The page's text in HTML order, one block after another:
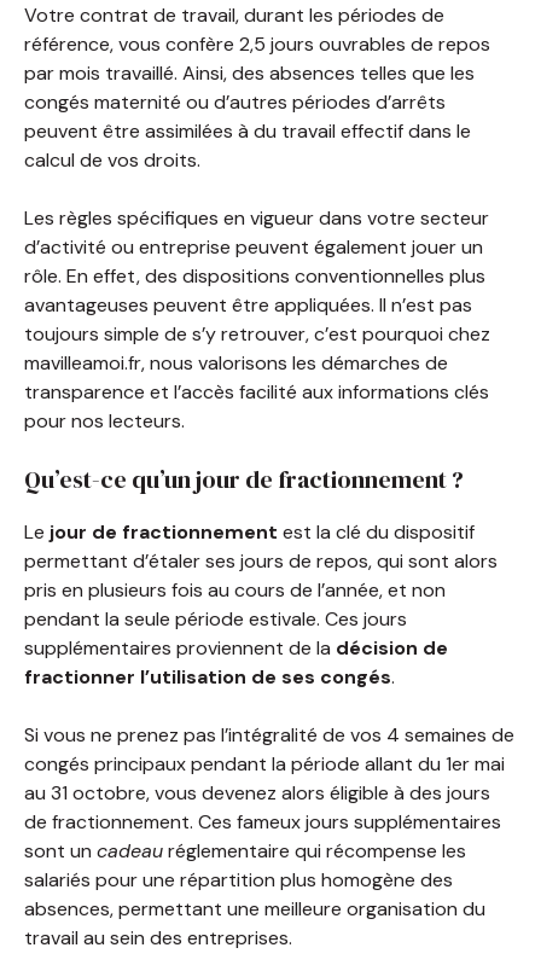
Votre contrat de travail, durant les périodes de
référence, vous confère 2,5 jours ouvrables de repos
par mois travaillé. Ainsi, des absences telles que les
congés maternité ou d’autres périodes d’arrêts
peuvent être assimilées à du travail effectif dans le
calcul de vos droits.
Les règles spécifiques en vigueur dans votre secteur
d’activité ou entreprise peuvent également jouer un
rôle. En effet, des dispositions conventionnelles plus
avantageuses peuvent être appliquées. Il n’est pas
toujours simple de s’y retrouver, c’est pourquoi chez
mavilleamoi.fr, nous valorisons les démarches de
transparence et l’accès facilité aux informations clés
pour nos lecteurs.
Qu’est-ce qu’un jour de fractionnement ?
Le jour de fractionnement est la clé du dispositif
permettant d’étaler ses jours de repos, qui sont alors
pris en plusieurs fois au cours de l’année, et non
pendant la seule période estivale. Ces jours
supplémentaires proviennent de la décision de
fractionner l’utilisation de ses congés.
Si vous ne prenez pas l’intégralité de vos 4 semaines de
congés principaux pendant la période allant du 1er mai
au 31 octobre, vous devenez alors éligible à des jours
de fractionnement. Ces fameux jours supplémentaires
sont un cadeauréglementaire qui récompense les
salariés pour une répartition plus homogène des
absences, permettant une meilleure organisation du
travail au sein des entreprises.